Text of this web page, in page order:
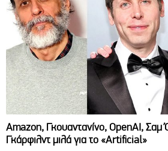
Amazon, Γκουαντανίνο, OpenAI, Σαμ
Γκάρφιλντ μιλά για το «Artificial»